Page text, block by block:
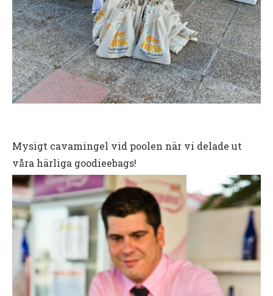
Mysigt cavamingel vid poolen när vi delade ut
våra härliga goodieebags!